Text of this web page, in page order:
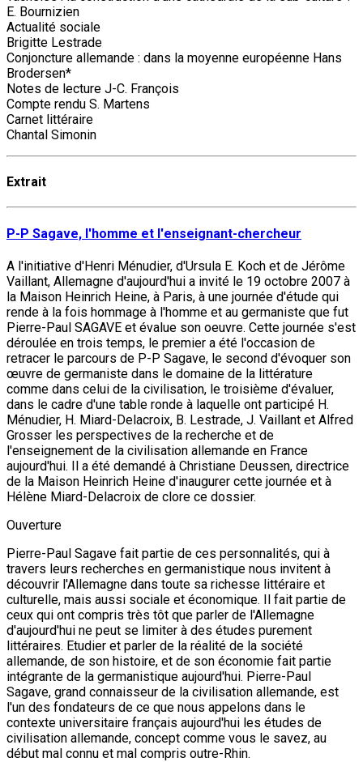
E. Bournizien
Actualité sociale
Brigitte Lestrade
Conjoncture allemande : dans la moyenne européenne Hans
Brodersen*
Notes de lecture J-C. François
Compte rendu S. Martens
Carnet littéraire
Chantal Simonin
Extrait
P-P Sagave, l'homme et l'enseignant-chercheur
A l'initiative d'Henri Ménudier, d'Ursula E. Koch et de Jérôme
Vaillant, Allemagne d'aujourd'hui a invité le 19 octobre 2007 à
la Maison Heinrich Heine, à Paris, à une journée d'étude qui
rende à la fois hommage à l'homme et au germaniste que fut
Pierre-Paul SAGAVE et évalue son oeuvre. Cette journée s'est
déroulée en trois temps, le premier a été l'occasion de
retracer le parcours de P-P Sagave, le second d'évoquer son
œuvre de germaniste dans le domaine de la littérature
comme dans celui de la civilisation, le troisième d'évaluer,
dans le cadre d'une table ronde à laquelle ont participé H.
Ménudier, H. Miard-Delacroix, B. Lestrade, J. Vaillant et Alfred
Grosser les perspectives de la recherche et de
l'enseignement de la civilisation allemande en France
aujourd'hui. Il a été demandé à Christiane Deussen, directrice
de la Maison Heinrich Heine d'inaugurer cette journée et à
Hélène Miard-Delacroix de clore ce dossier.
Ouverture
Pierre-Paul Sagave fait partie de ces personnalités, qui à
travers leurs recherches en germanistique nous invitent à
découvrir l'Allemagne dans toute sa richesse littéraire et
culturelle, mais aussi sociale et économique. Il fait partie de
ceux qui ont compris très tôt que parler de l'Allemagne
d'aujourd'hui ne peut se limiter à des études purement
littéraires. Etudier et parler de la réalité de la société
allemande, de son histoire, et de son économie fait partie
intégrante de la germanistique aujourd'hui. Pierre-Paul
Sagave, grand connaisseur de la civilisation allemande, est
l'un des fondateurs de ce que nous appelons dans le
contexte universitaire français aujourd'hui les études de
civilisation allemande, concept comme vous le savez, au
début mal connu et mal compris outre-Rhin.